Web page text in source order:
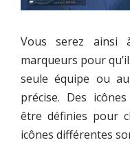
Vous serez ainsi
marqueurs pour
seule équipe ou
précise. Des
être définies pour
icônes différentes